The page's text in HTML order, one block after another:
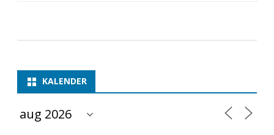
A
KALENDER